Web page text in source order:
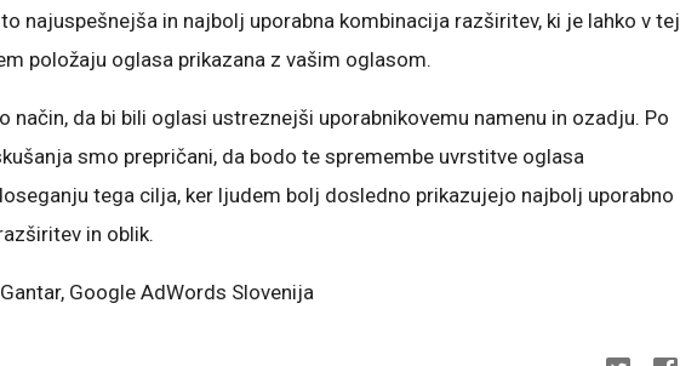
najuspešnejša in najbolj uporabna kombinacija razširitev, ki je lahko v tej
položaju oglasa prikazana z vašim oglasom.
način, da bi bili oglasi ustreznejši uporabnikovemu namenu in ozadju. Po
smo prepričani, da bodo te spremembe uvrstitve oglasa
tega cilja, ker ljudem bolj dosledno prikazujejo najbolj uporabno
in oblik.
Google AdWords Slovenija